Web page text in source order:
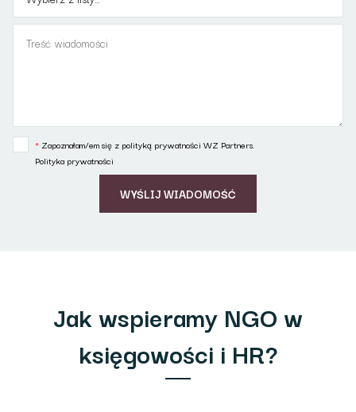
* Zapoznałam/em się z polityką prywatności WZ Partners.
Polityka prywatności
Jak wspieramy NGO w
księgowości i HR?